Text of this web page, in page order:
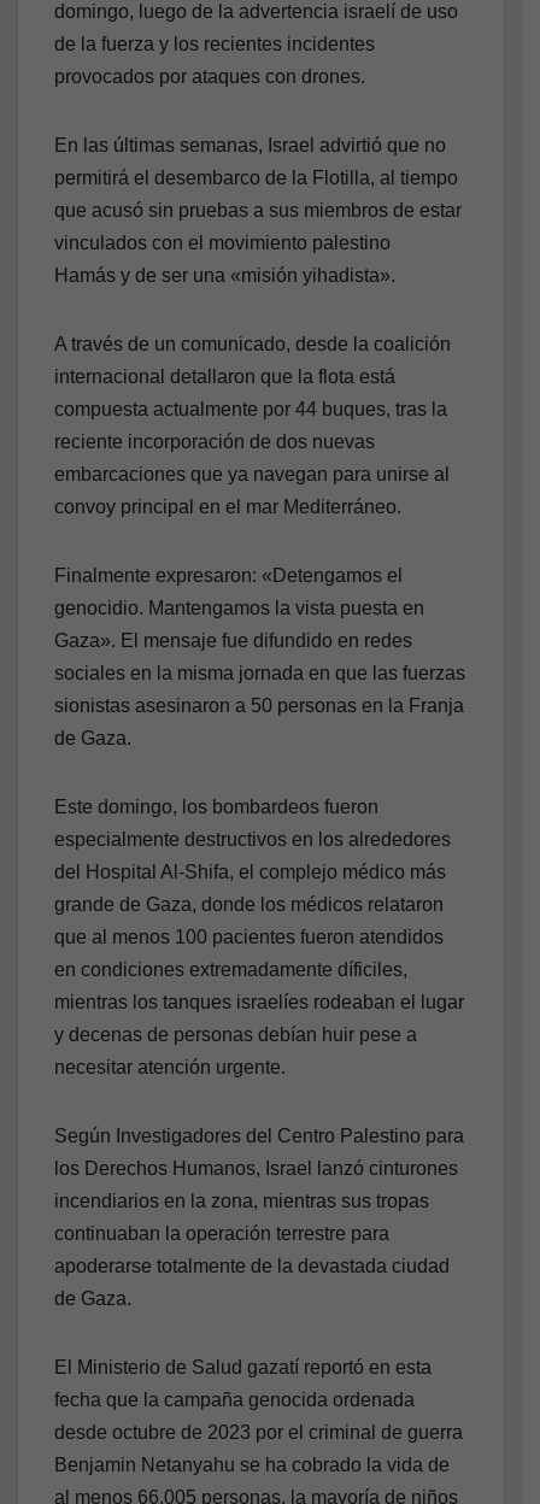
domingo, luego de la advertencia israelí de uso
de la fuerza y los recientes incidentes
provocados por ataques con drones.
En las últimas semanas, Israel advirtió que no
permitirá el desembarco de la Flotilla, al tiempo
que acusó sin pruebas a sus miembros de estar
vinculados con el movimiento palestino
Hamás y de ser una «misión yihadista».
A través de un comunicado, desde la coalición
internacional detallaron que la flota está
compuesta actualmente por 44 buques, tras la
reciente incorporación de dos nuevas
embarcaciones que ya navegan para unirse al
convoy principal en el mar Mediterráneo.
Finalmente expresaron: «Detengamos el
genocidio. Mantengamos la vista puesta en
Gaza». El mensaje fue difundido en redes
sociales en la misma jornada en que las fuerzas
sionistas asesinaron a 50 personas en la Franja
de Gaza.
Este domingo, los bombardeos fueron
especialmente destructivos en los alrededores
del Hospital Al-Shifa, el complejo médico más
grande de Gaza, donde los médicos relataron
que al menos 100 pacientes fueron atendidos
en condiciones extremadamente díficiles,
mientras los tanques israelíes rodeaban el lugar
y decenas de personas debían huir pese a
necesitar atención urgente.
Según Investigadores del Centro Palestino para
los Derechos Humanos, Israel lanzó cinturones
incendiarios en la zona, mientras sus tropas
continuaban la operación terrestre para
apoderarse totalmente de la devastada ciudad
de Gaza.
El Ministerio de Salud gazatí reportó en esta
fecha que la campaña genocida ordenada
desde octubre de 2023 por el criminal de guerra
Benjamin Netanyahu se ha cobrado la vida de
al menos 66.005 personas, la mayoría de niños